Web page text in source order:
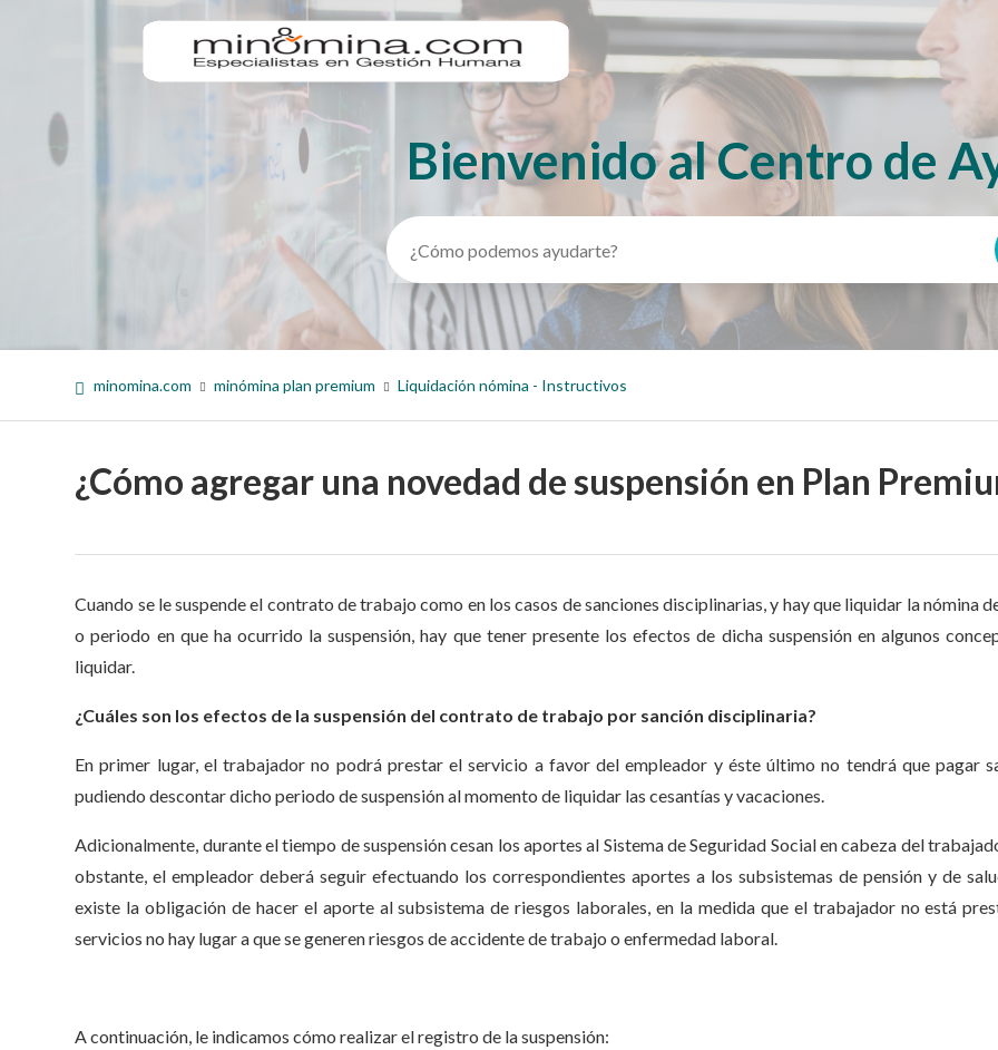
Búsqueda
Bienvenido al Centro de
minomina.com minómina plan premium Liquidación nómina - Instructivos
¿Cómo agregar una novedad de suspensión en Plan
Cuando se le suspende el contrato de trabajo como en los casos de sanciones disciplinarias, y hay que liquidar la nómina
o periodo en que ha ocurrido la suspensión, hay que tener presente los efectos de dicha suspensión en algunos
liquidar.
¿Cuáles son los efectos de la suspensión del contrato de trabajo por sanción disciplinaria?
En primer lugar, el trabajador no podrá prestar el servicio a favor del empleador y éste último no tendrá que pagar
pudiendo descontar dicho periodo de suspensión al momento de liquidar las cesantías y vacaciones.
Adicionalmente, durante el tiempo de suspensión cesan los aportes al Sistema de Seguridad Social en cabeza del
obstante, el empleador deberá seguir efectuando los correspondientes aportes a los subsistemas de pensión y de
existe la obligación de hacer el aporte al subsistema de riesgos laborales, en la medida que el trabajador no está
servicios no hay lugar a que se generen riesgos de accidente de trabajo o enfermedad laboral.
A continuación, le indicamos cómo realizar el registro de la suspensión: